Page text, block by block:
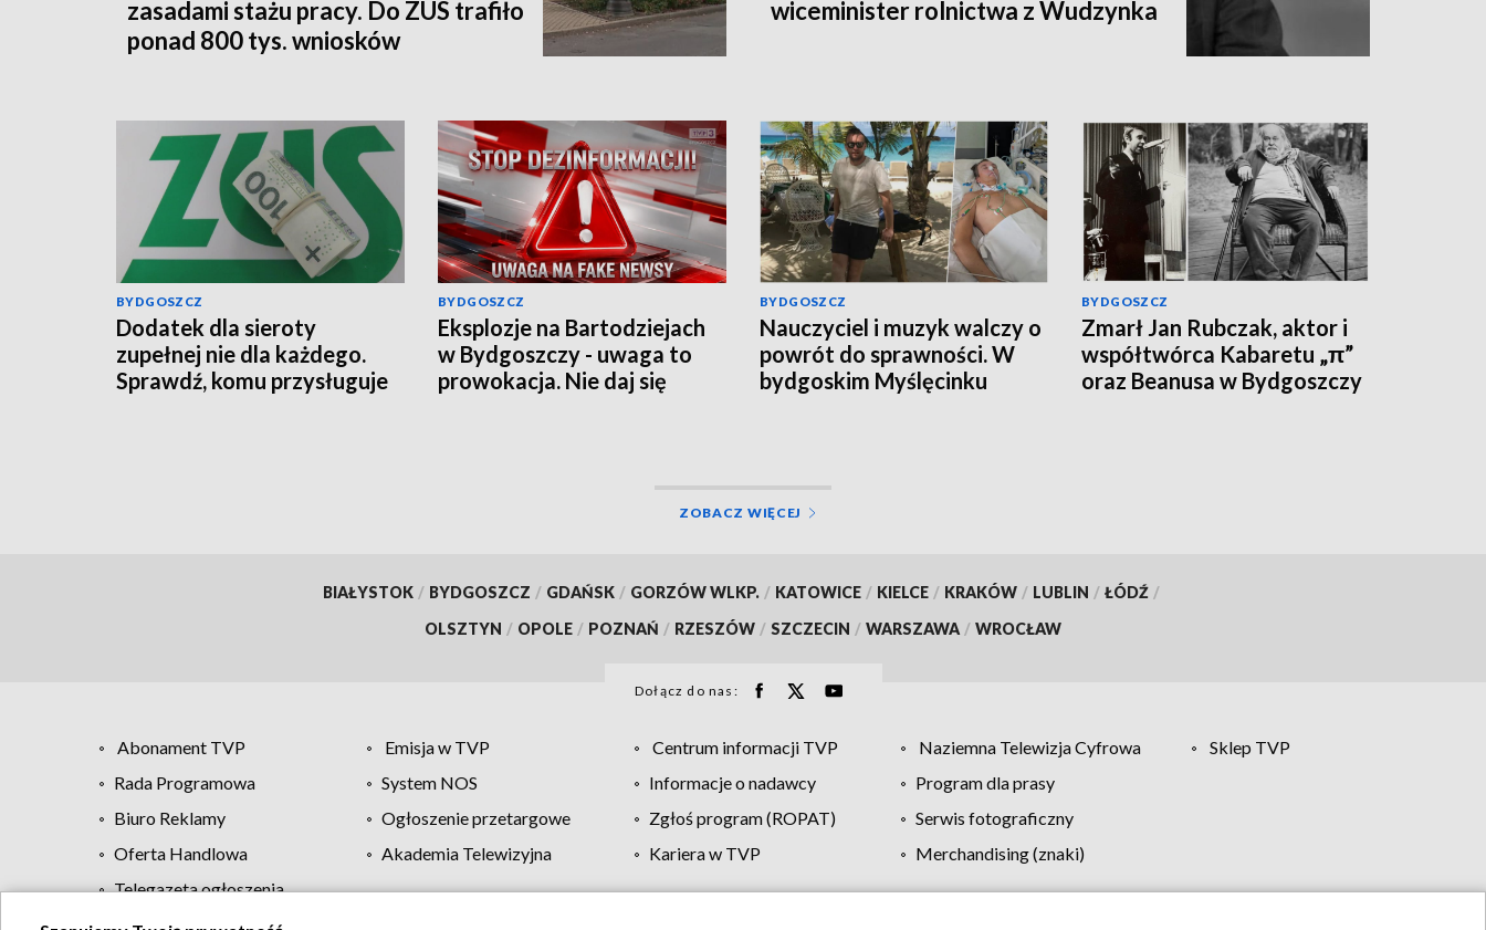
zasadami stażu pracy. Do ZUS trafiło
ponad 800 tys. wniosków
wiceminister rolnictwa z Wudzynka
BYDGOSZCZ
Dodatek dla sieroty
zupełnej nie dla każdego.
Sprawdź, komu przysługuje
BYDGOSZCZ
Eksplozje na Bartodziejach
w Bydgoszczy - uwaga to
prowokacja. Nie daj się
BYDGOSZCZ
Nauczyciel i muzyk walczy o
powrót do sprawności. W
bydgoskim Myślęcinku
BYDGOSZCZ
Zmarł Jan Rubczak, aktor i
współtwórca Kabaretu „π”
oraz Beanusa w Bydgoszczy
ZOBACZ WIĘCEJ
BIAŁYSTOK / BYDGOSZCZ / GDAŃSK / GORZÓW WLKP. / KATOWICE / KIELCE / KRAKÓW / LUBLIN / ŁÓDŹ /
OLSZTYN / OPOLE / POZNAŃ / RZESZÓW / SZCZECIN / WARSZAWA / WROCŁAW
Dołącz do nas:
Abonament TVP Emisja w TVP Centrum informacji TVP Naziemna Telewizja Cyfrowa
Sklep TVP
Rada Programowa
System NOS Informacje o nadawcy
Program dla prasy
Biuro Reklamy
Ogłoszenie przetargowe Zgłoś program (ROPAT)
Serwis fotograficzny
Oferta Handlowa
Akademia Telewizyjna Kariera w TVP
Merchandising (znaki)
Telegazeta ogłoszenia